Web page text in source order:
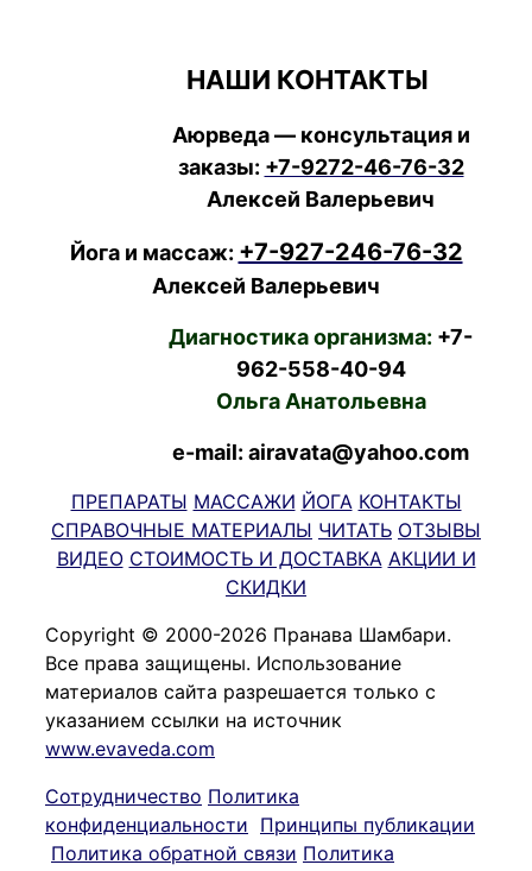
НАШИ КОНТАКТЫ
Аюрведа — консультация и
заказы: +7-9272-46-76-32
Алексей Валерьевич
Йога и массаж: +7-927-246-76-32
Алексей Валерьевич
Диагностика организма: +7-
962-558-40-94
Ольга Анатольевна
e-mail: airavata@yahoo.com
ПРЕПАРАТЫ МАССАЖИ ЙОГА КОНТАКТЫ
СПРАВОЧНЫЕ МАТЕРИАЛЫ ЧИТАТЬ ОТЗЫВЫ
ВИДЕО СТОИМОСТЬ И ДОСТАВКА АКЦИИ И
СКИДКИ
Copyright © 2000-2026 Пранава Шамбари.
Все права защищены. Использование
материалов сайта разрешается только с
указанием ссылки на источник
www.evaveda.com
Сотрудничество Политика
конфиденциальности Принципы публикации
Политика обратной связи Политика